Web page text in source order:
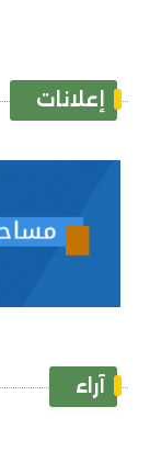
إعلانات
آراء